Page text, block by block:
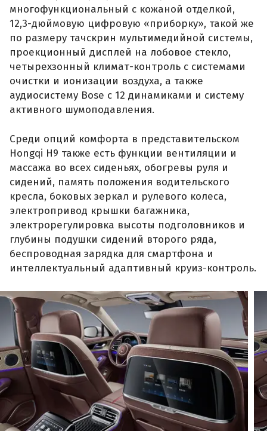
многофункциональный с кожаной отделкой,
12,3-дюймовую цифровую «приборку», такой же
по размеру тачскрин мультимедийной системы,
проекционный дисплей на лобовое стекло,
четырехзонный климат-контроль с системами
очистки и ионизации воздуха, а также
аудиосистему Bose с 12 динамиками и систему
активного шумоподавления.
Среди опций комфорта в представительском
Hongqi H9 также есть функции вентиляции и
массажа во всех сиденьях, обогревы руля и
сидений, память положения водительского
кресла, боковых зеркал и рулевого колеса,
электропривод крышки багажника,
электрорегулировка высоты подголовников и
глубины подушки сидений второго ряда,
беспроводная зарядка для смартфона и
интеллектуальный адаптивный круиз-контроль.